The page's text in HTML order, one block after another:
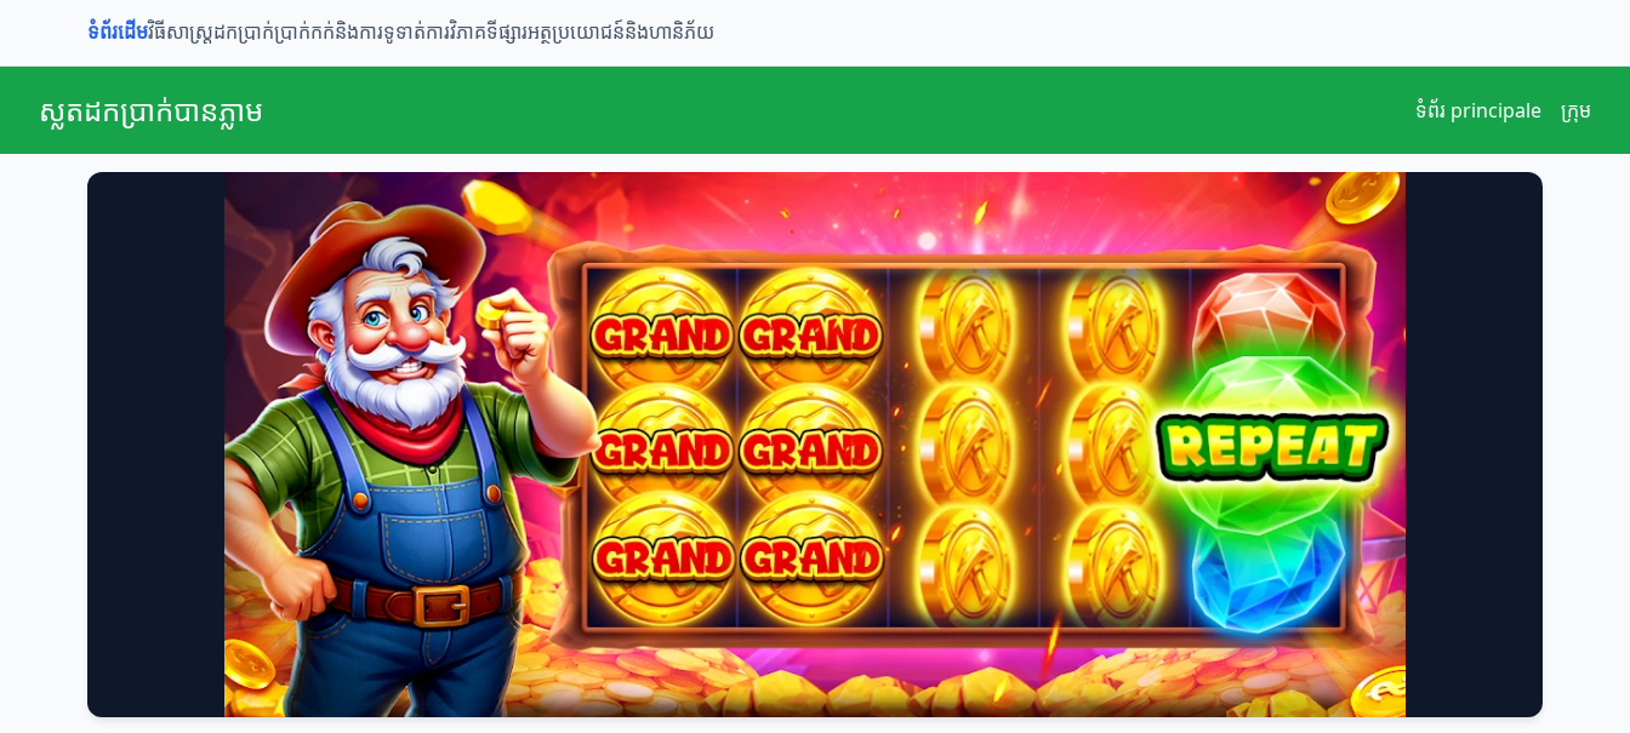
ទំព័រដើមវិធីសាស្រ្តដកប្រាក់ប្រាក់កក់និងការទូទាត់ការវិភាគទីផ្សារអត្ថប្រយោជន៍និងហានិភ័យ
ស្លតដកប្រាក់បានភ្លាម ទំព័រ principale ក្រុម